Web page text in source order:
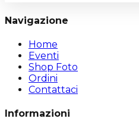
Navigazione
Home
Eventi
Shop Foto
Ordini
Contattaci
Informazioni